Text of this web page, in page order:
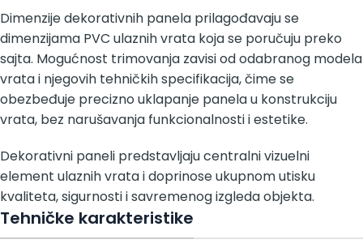
Dimenzije dekorativnih panela prilagođavaju se
dimenzijama PVC ulaznih vrata koja se poručuju preko
sajta. Mogućnost trimovanja zavisi od odabranog modela
vrata i njegovih tehničkih specifikacija, čime se
obezbeđuje precizno uklapanje panela u konstrukciju
vrata, bez narušavanja funkcionalnosti i estetike.
Dekorativni paneli predstavljaju centralni vizuelni
element ulaznih vrata i doprinose ukupnom utisku
kvaliteta, sigurnosti i savremenog izgleda objekta.
Tehničke karakteristike